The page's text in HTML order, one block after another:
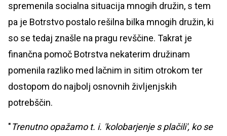
spremenila socialna situacija mnogih družin, s tem
pa je Botrstvo postalo rešilna bilka mnogih družin, ki
so se tedaj znašle na pragu revščine. Takrat je
finančna pomoč Botrstva nekaterim družinam
pomenila razliko med lačnim in sitim otrokom ter
dostopom do najbolj osnovnih življenjskih
potrebščin.
"Trenutno opažamo t. i. 'kolobarjenje s plačili', ko se